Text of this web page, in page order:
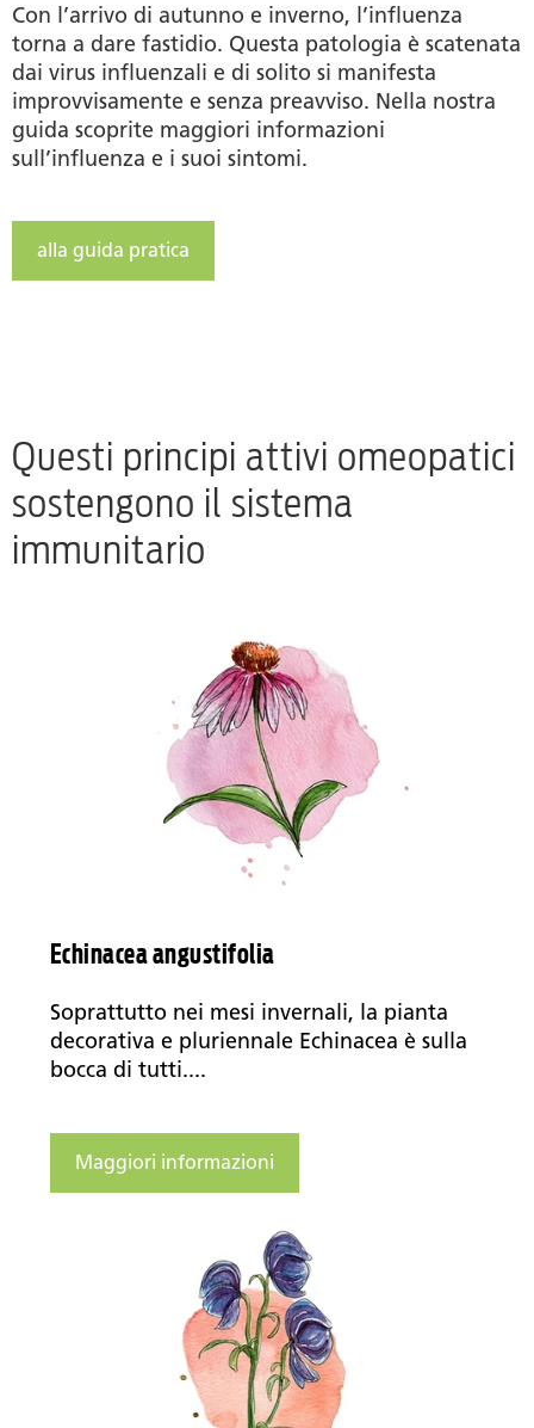
Con l’arrivo di autunno e inverno, l’influenza
torna a dare fastidio. Questa patologia è scatenata
dai virus influenzali e di solito si manifesta
improvvisamente e senza preavviso. Nella nostra
guida scoprite maggiori informazioni
sull’influenza e i suoi sintomi.
alla guida pratica
Questi principi attivi omeopatici
sostengono il sistema
immunitario
Echinacea angustifolia
Soprattutto nei mesi invernali, la pianta
decorativa e pluriennale Echinacea è sulla
bocca di tutti....
Maggiori informazioni